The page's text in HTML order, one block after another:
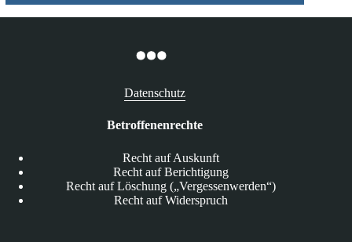
Datenschutz
Betroffenenrechte
Recht auf Auskunft
Recht auf Berichtigung
Recht auf Löschung („Vergessenwerden“)
Recht auf Widerspruch